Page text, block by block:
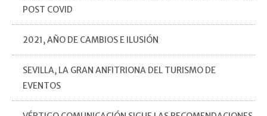
POST COVID
2021, AÑO DE CAMBIOS E ILUSIÓN
SEVILLA, LA GRAN ANFITRIONA DEL TURISMO DE
EVENTOS